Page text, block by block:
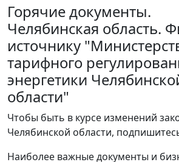
Горячие документы.
Челябинская область.
источнику
тарифного
энергетики
области"
Чтобы быть в курсе изменений
Челябинской области,
Наиболее важные документы и